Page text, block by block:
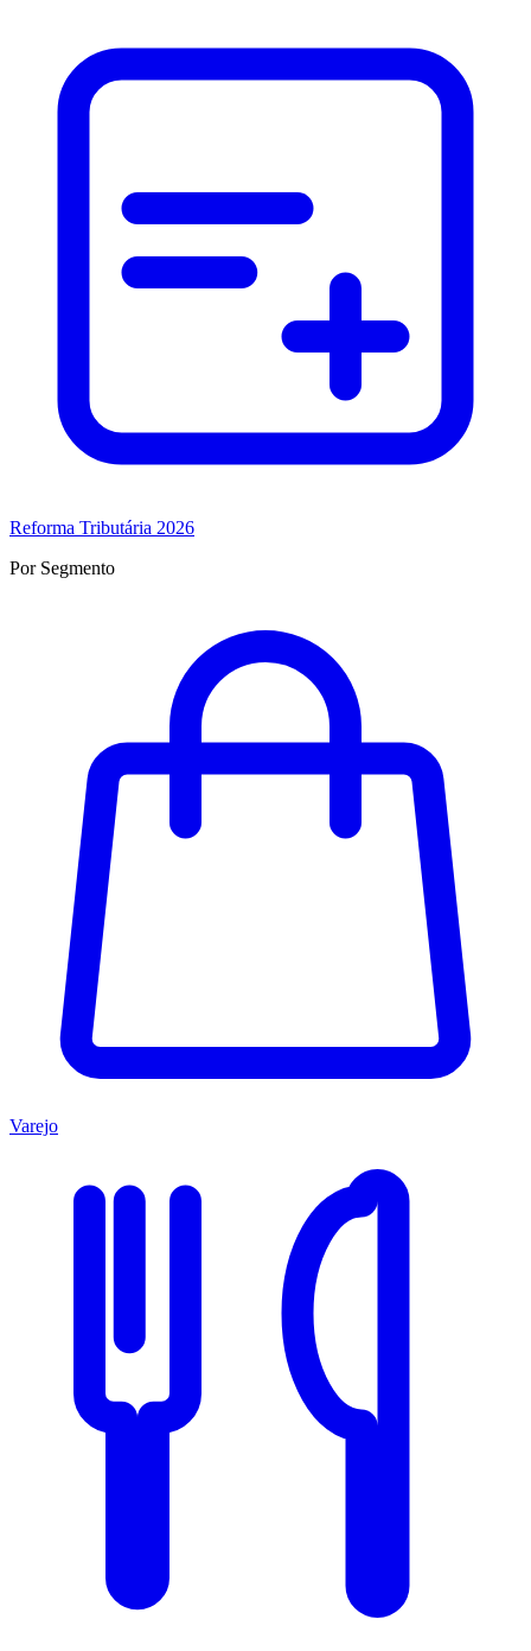
Reforma Tributária 2026
Por Segmento
Varejo